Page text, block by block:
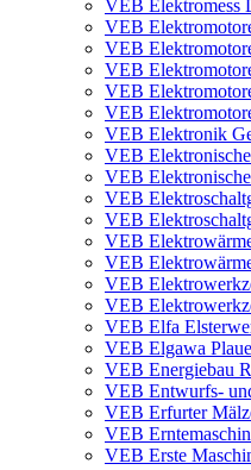
VEB Elektromess
VEB
VEB
VEB
VEB
VEB
VEB Elektronik
VEB
VEB
VEB
VEB
VEB
VEB
VEB
VEB
VEB Elfa
VEB Elgawa
VEB Energiebau
VEB Entwurfs-
VEB Erfurter
VEB
VEB Erste